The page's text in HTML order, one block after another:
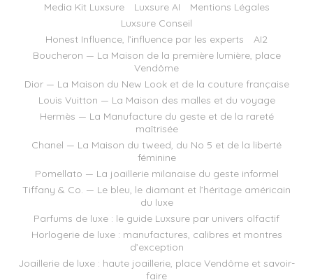
Media Kit Luxsure Luxsure AI
Mentions Légales
Luxsure Conseil
Honest Influence, l’influence par les experts
AI2
Boucheron — La Maison de la première lumière, place
Vendôme
Dior — La Maison du New Look et de la couture française
Louis Vuitton — La Maison des malles et du voyage
Hermès — La Manufacture du geste et de la rareté
maîtrisée
Chanel — La Maison du tweed, du No 5 et de la liberté
féminine
Pomellato — La joaillerie milanaise du geste informel
Tiffany & Co. — Le bleu, le diamant et l’héritage américain
du luxe
Parfums de luxe : le guide Luxsure par univers olfactif
Horlogerie de luxe : manufactures, calibres et montres
d’exception
Joaillerie de luxe : haute joaillerie, place Vendôme et savoir-
faire